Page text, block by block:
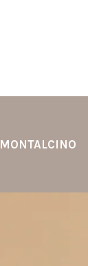
MONTALCINO